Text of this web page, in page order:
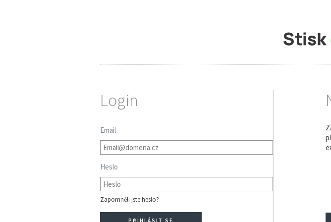
Login
Email
Heslo
Zapomněli jste heslo?